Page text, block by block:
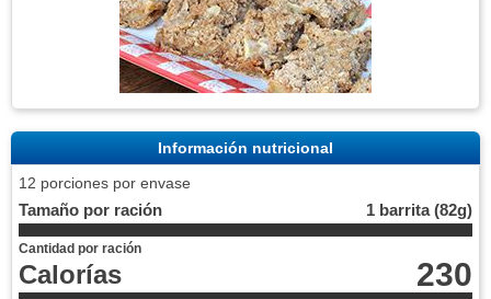
Información nutricional
12 porciones por envase
Tamaño por ración 1 barrita (82g)
Cantidad por ración
Calorías 230